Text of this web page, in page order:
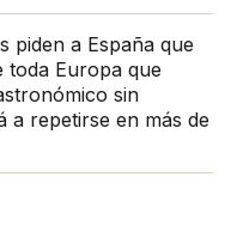
piden a España que
toda Europa que
sin
a repetirse en más de